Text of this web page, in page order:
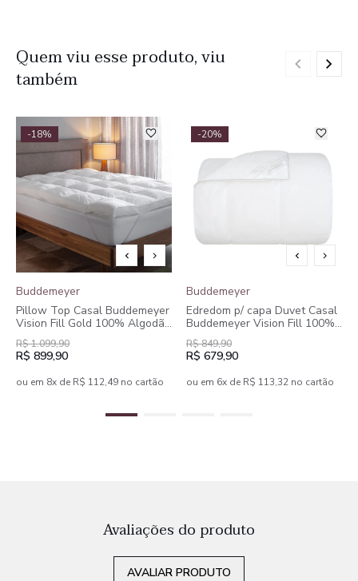
Quem viu esse produto, viu
também
-18%
Buddemeyer
Pillow Top Casal Buddemeyer
Vision Fill Gold 100% Algodão
Acetinado
R$ 1.099,90
R$ 899,90
ou em 8x de R$ 112,49 no cartão
-20%
Buddemeyer
Edredom p/ capa Duvet Casal
Buddemeyer Vision Fill 100%
Algodão
R$ 849,90
R$ 679,90
ou em 6x de R$ 113,32 no cartão
Avaliações do produto
AVALIAR PRODUTO